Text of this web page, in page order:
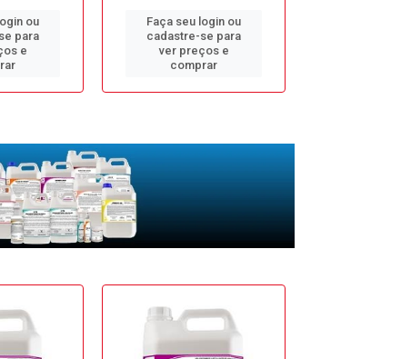
ou
para
e
Faça seu login ou
cadastre-se para
ver preços e
comprar